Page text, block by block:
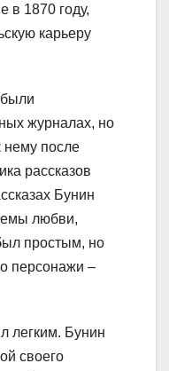
в 1870 году,
карьеру
журналах, но
нему после
рассказов
Бунин
любви,
простым, но
персонажи –
легким. Бунин
своего